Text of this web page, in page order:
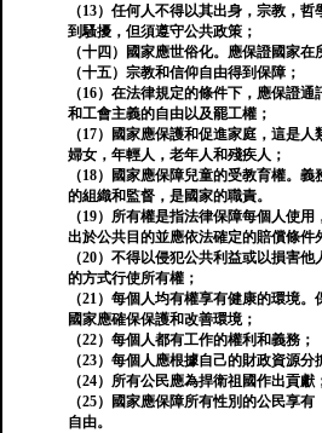
（13）任何人不得以其出身，宗教，
到騷擾，但須遵守公共政策；
（十四）國家應世俗化。應保證國家
（十五）宗教和信仰自由得到保障；
（16）在法律規定的條件下，應保證
和工會主義的自由以及罷工權；
（17）國家應保護和促進家庭，這是
婦女，年輕人，老年人和殘疾人；
（18）國家應保障兒童的受教育權。
的組織和監督，是國家的職責。
（19）所有權是指法律保障每個人使
出於公共目的並應依法確定的賠償條件
（20）不得以侵犯公共利益或以損害
的方式行使所有權；
（21）每個人均有權享有健康的環境。
國家應確保保護和改善環境；
（22）每個人都有工作的權利和義務；
（23）每個人應根據自己的財政資源分
（24）所有公民應為捍衛祖國作出貢獻
（25）國家應保障所有性別的公民享
自由。